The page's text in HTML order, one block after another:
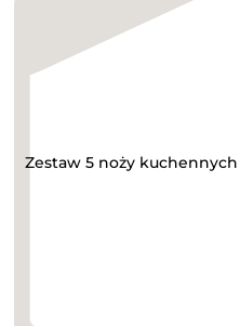
Zestaw 5 noży kuchennych